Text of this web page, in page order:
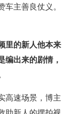
主善良仗义。
里的新人他本来
编出来的剧情，
高速场景，博主